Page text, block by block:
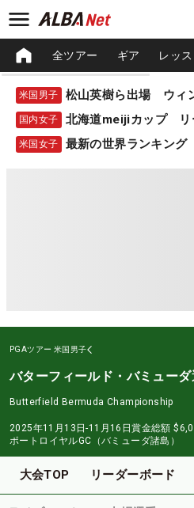
全ツアー ギア レッ
米国男子
国内女子 北海道meijiカップ リ
米国女子 最新の世界ランキング
PGAツアー 米国男子
バターフィールド・バミュー
Butterfield Bermuda Championship
2025年11月13日-11月16日賞金総額
ポートロイヤルGC（バミューダ諸島）
大会TOP リーダーボード